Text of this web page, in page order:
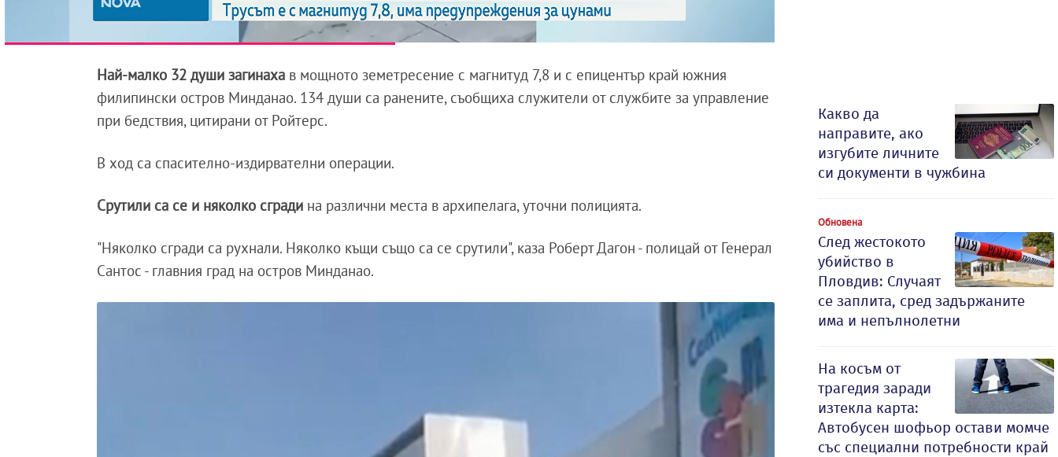
Най-малко 32 души загинаха в мощното земетресение с магнитуд 7,8 и с епицентър край южния
филипински остров Минданао. 134 души са ранените, съобщиха служители от службите за управление
при бедствия, цитирани от Ройтерс.
В ход са спасително-издирвателни операции.
Срутили са се и няколко сгради на различни места в архипелага, уточни полицията.
"Няколко сгради са рухнали. Няколко къщи също са се срутили", каза Роберт Дагон - полицай от Генерал
Сантос - главния град на остров Минданао.
Какво да
направите, ако
изгубите личните
си документи в чужбина
Обновена
След жестокото
убийство в
Пловдив: Случаят
се заплита, сред задържаните
има и непълнолетни
На косъм от
трагедия заради
изтекла карта:
Автобусен шофьор остави момче
със специални потребности край